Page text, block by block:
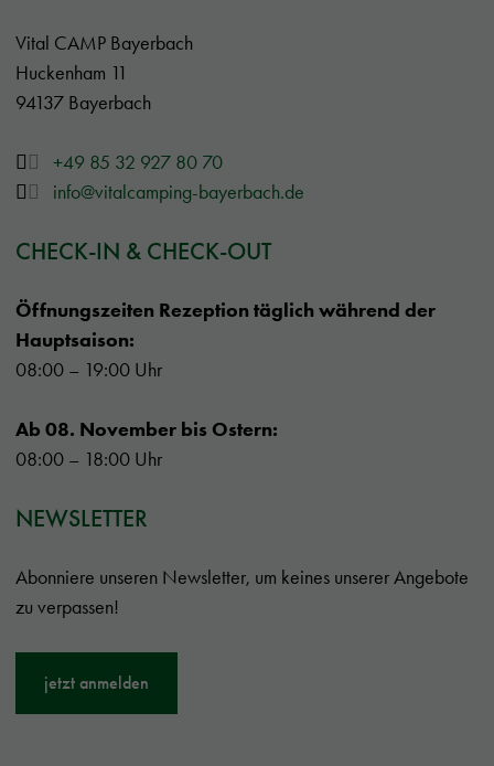
Vital CAMP Bayerbach
Huckenham 11
94137 Bayerbach
+49 85 32 927 80 70
info@vitalcamping-bayerbach.de
CHECK-IN & CHECK-OUT
Öffnungszeiten Rezeption täglich während der
Hauptsaison:
08:00 – 19:00 Uhr
Ab 08. November bis Ostern:
08:00 – 18:00 Uhr
NEWSLETTER
Abonniere unseren Newsletter, um keines unserer Angebote
zu verpassen!
jetzt anmelden